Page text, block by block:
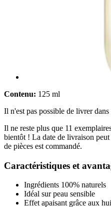
Contenu: 125 ml
Il n'est pas possible de livrer
Il ne reste plus que 11
bientôt ! La date de livraison
de pièces est commandé.
Caractéristiques et
Ingrédients 100% naturels
Idéal sur peau sensible
Effet apaisant grâce aux